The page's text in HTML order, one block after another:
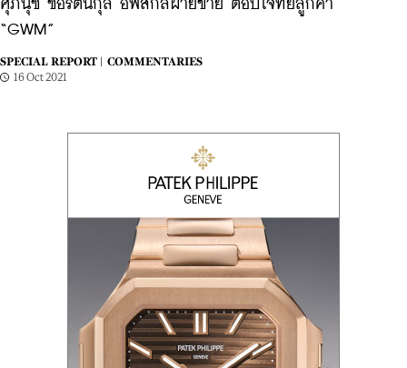
ศุภนุช ชือรัตนกุล อัพสกิลฝ่ายขาย ตอบโจทย์ลูกค้า
“GWM”
SPECIAL REPORT |
COMMENTARIES
16 Oct 2021